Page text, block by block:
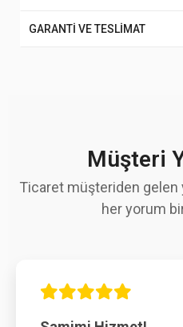
GARANTİ VE TESLİMAT
Müşteri
Ticaret müşteriden gelen
her yorum